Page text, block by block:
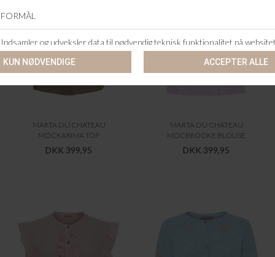
MARTA DU CHATEAU
MDCKARIMA TOP
DKK 399,95
MARTA DU CHATEAU
MDCBROOKE BLOUSE
DKK 399,95